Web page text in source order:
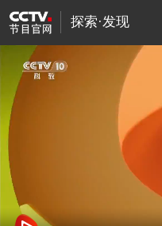
探索·发现